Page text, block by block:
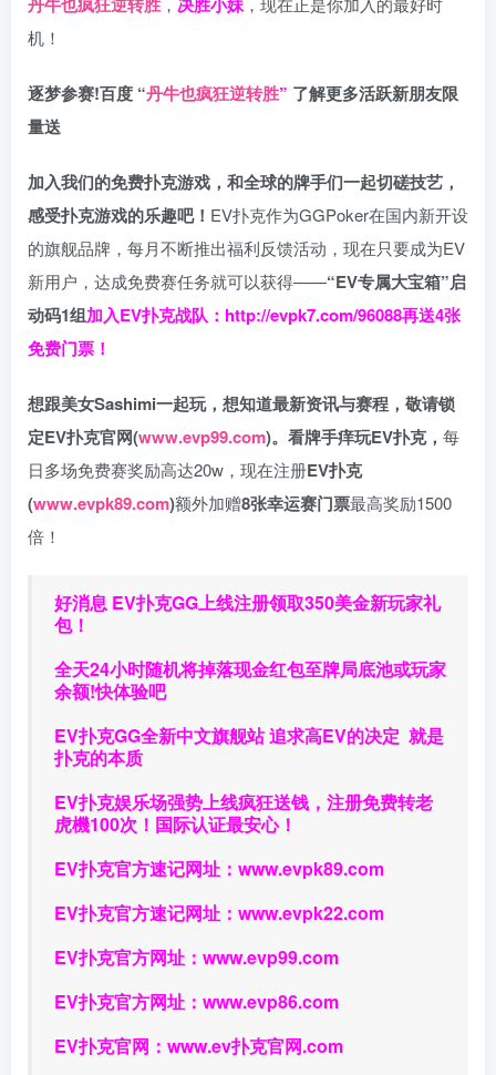
机！
逐梦参赛!百度 “丹牛也疯狂逆转胜” 了解更多活跃新朋友限
量送
加入我们的免费扑克游戏，和全球的牌手们一起切磋技艺，
感受扑克游戏的乐趣吧！ EV扑克作为GGPoker在国内新开设
的旗舰品牌，每月不断推出福利反馈活动，现在只要成为EV
新用户，达成免费赛任务就可以获得——“EV专属大宝箱”启
动码1组加入EV扑克战队： http://evpk7.com/96088再送4张
免费门票！
想跟美女Sashimi一起玩， 想知道最新资讯与赛程， 敬请锁
定EV扑克官网(www.evp99.com)。 看牌手痒玩EV扑克， 每
日多场免费赛奖励高达20w，现在注册EV扑克
(www.evpk89.com)额外加赠8张幸运赛门票最高奖励1500
倍！
好消息 EV扑克GG上线注册领取350美金新玩家礼
包！
全天24小时随机将掉落现金红包至牌局底池或玩家
余额!快体验吧
EV扑克GG全新中文旗舰站追求高EV的决定 就是
扑克的本质
EV扑克娱乐场强势上线疯狂送钱，注册免费转老
虎機100次！国际认证最安心！
EV扑克官方速记网址： www.evpk89.com
EV扑克官方速记网址： www.evpk22.com
EV扑克官方网址： www.evp99.com
EV扑克官方网址： www.evp86.com
EV扑克官网： www.ev扑克官网.com